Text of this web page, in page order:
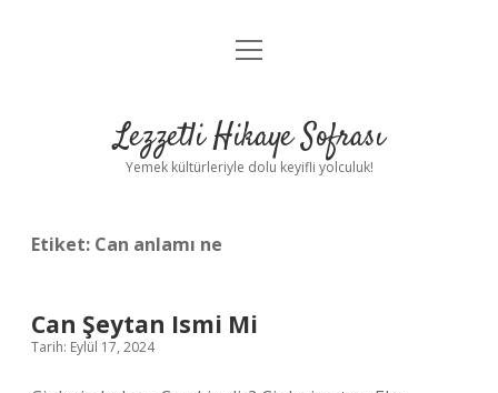
Anasayfa
Yasal Uyarı
menüyü
Lezzetli Hikaye Sofrası
Yemek kültürleriyle dolu keyifli yolculuk!
Etiket: Can anlamı ne
Can Şeytan Ismi Mi
Tarih: Eylül 17, 2024